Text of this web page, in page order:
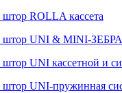
ROLLA кассета
штор UNI & MINI-ЗЕБРА
UNI кассетной и
UNI-пружинная